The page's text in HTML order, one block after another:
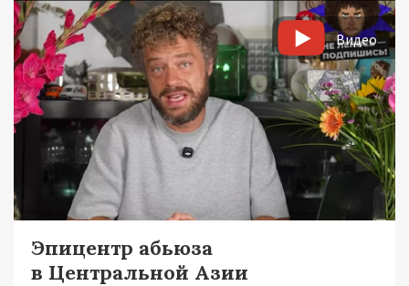
Видео
Эпицентр абьюза
в Центральной Азии